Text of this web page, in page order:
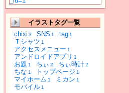
イラストタグ一覧
chixi 3 SNS 1 tag 1
Ｔシャツ 1
アクセスメニュー 1
アンドロイドアプリ 1
お題 1 ちぃ 2 ちぃ時計2
ちな 1 トップページ 1
マイホーム 1 ミカン 1
モバイル 1